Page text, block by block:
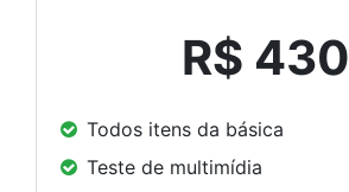
R$ 430
Todos itens da básica
Teste de multimídia